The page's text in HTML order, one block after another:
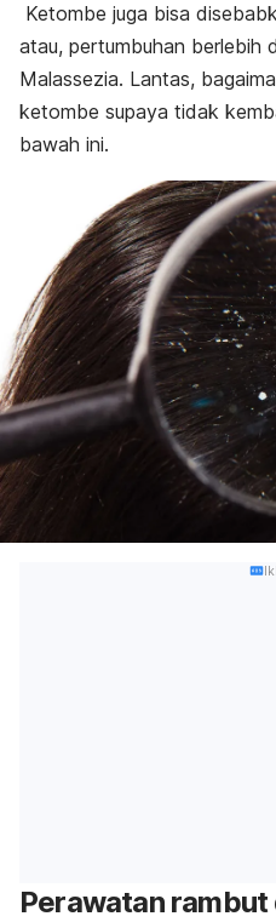
Ketombe juga bisa
atau, pertumbuhan berlebih
Malassezia. Lantas,
ketombe supaya tidak
bawah ini.
Perawatan rambut